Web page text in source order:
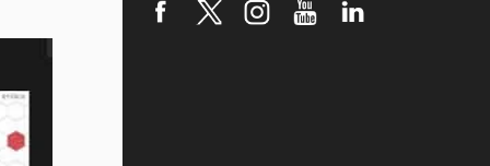
robótica FIRST 2026! (video)